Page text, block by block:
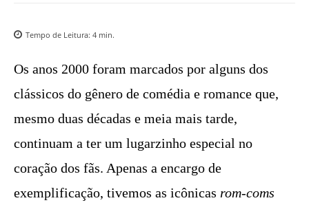
Tempo de Leitura: 4 min.
Os anos 2000 foram marcados por alguns dos
clássicos do gênero de comédia e romance que,
mesmo duas décadas e meia mais tarde,
continuam a ter um lugarzinho especial no
coração dos fãs. Apenas a encargo de
exemplificação, tivemos as icônicas rom-coms